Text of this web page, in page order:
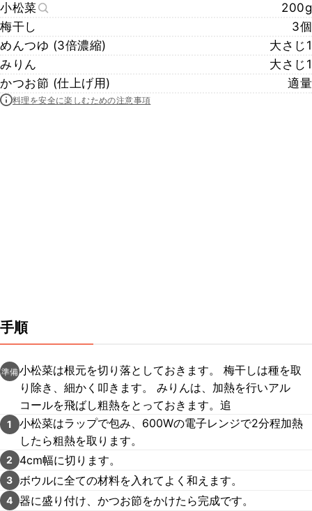
小松菜
200g
梅干し
3個
めんつゆ (3倍濃縮)
大さじ1
みりん
大さじ1
かつお節 (仕上げ用)
適量
料理を安全に楽しむための注意事項
手順
準備小松菜は根元を切り落としておきます。 梅干しは種を取
り除き、細かく叩きます。 みりんは、加熱を行いアル
コールを飛ばし粗熱をとっておきます。追
1
小松菜はラップで包み、600Wの電子レンジで2分程加熱
したら粗熱を取ります。
2 4cm幅に切ります。
3 ボウルに全ての材料を入れてよく和えます。
4 器に盛り付け、かつお節をかけたら完成です。